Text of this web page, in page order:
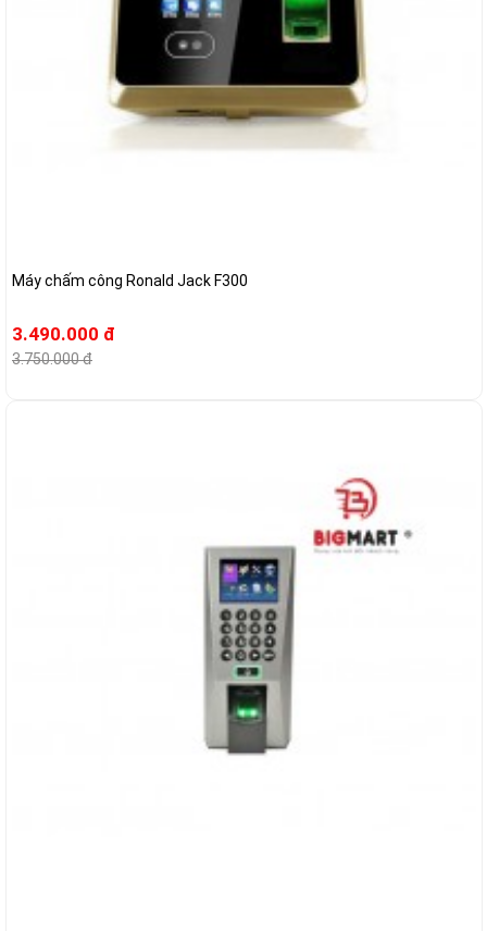
Máy chấm công Ronald Jack F300
3.490.000 đ
3.750.000 đ